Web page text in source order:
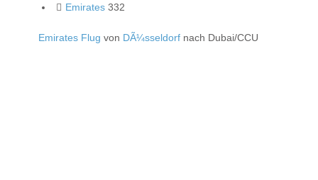
Emirates332
Emirates Flug von DÃ¼sseldorf nach Dubai/CCU